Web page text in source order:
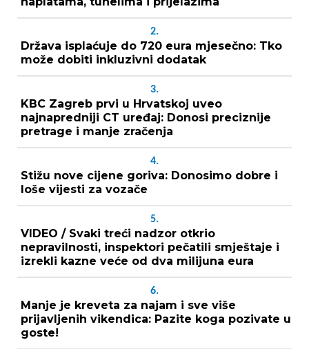
2.
Država isplaćuje do 720 eura mjesečno: Tko
može dobiti inkluzivni dodatak
3.
KBC Zagreb prvi u Hrvatskoj uveo
najnapredniji CT uređaj: Donosi preciznije
pretrage i manje zračenja
4.
Stižu nove cijene goriva: Donosimo dobre i
loše vijesti za vozače
5.
VIDEO / Svaki treći nadzor otkrio
nepravilnosti, inspektori pečatili smještaje i
izrekli kazne veće od dva milijuna eura
6.
Manje je kreveta za najam i sve više
prijavljenih vikendica: Pazite koga pozivate u
goste!